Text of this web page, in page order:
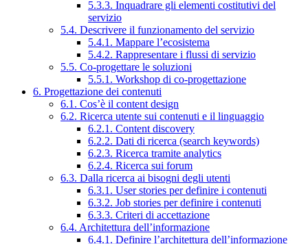
5.3.3. Inquadrare gli elementi costitutivi del
servizio
5.4. Descrivere il funzionamento del servizio
5.4.1. Mappare l’ecosistema
5.4.2. Rappresentare i flussi di servizio
5.5. Co-progettare le soluzioni
5.5.1. Workshop di co-progettazione
6. Progettazione dei contenuti
6.1. Cos’è il content design
6.2. Ricerca utente sui contenuti e il linguaggio
6.2.1. Content discovery
6.2.2. Dati di ricerca (search keywords)
6.2.3. Ricerca tramite analytics
6.2.4. Ricerca sui forum
6.3. Dalla ricerca ai bisogni degli utenti
6.3.1. User stories per definire i contenuti
6.3.2. Job stories per definire i contenuti
6.3.3. Criteri di accettazione
6.4. Architettura dell’informazione
6.4.1. Definire l’architettura dell’informazione